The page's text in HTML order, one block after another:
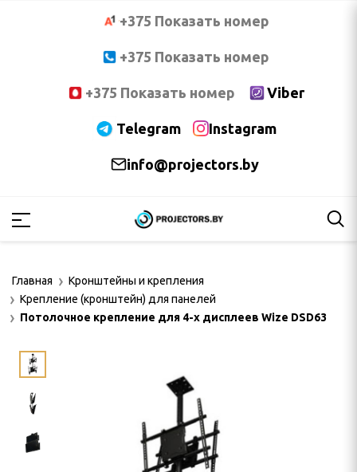
+375 Показать номер
+375 Показать номер
+375 Показать номер Viber
Telegram Instagram
info@projectors.by
Главная
Кронштейны и крепления
Крепление (кронштейн) для панелей
Потолочное крепление для 4-x дисплеев Wize DSD63